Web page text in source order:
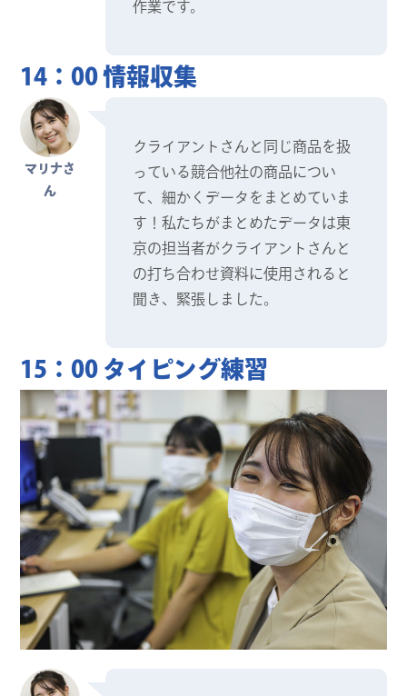
作業です。
14：00 情報収集
マリナさ
ん
クライアントさんと同じ商品を扱
っている競合他社の商品につい
て、細かくデータをまとめていま
す！私たちがまとめたデータは東
京の担当者がクライアントさんと
の打ち合わせ資料に使用されると
聞き、緊張しました。
15：00 タイピング練習